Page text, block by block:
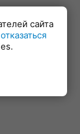
сайта
отказаться